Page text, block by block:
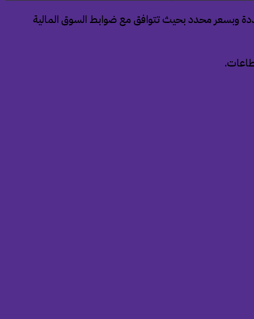
وبسعر محدد بحيث تتوافق مع ضوابط السوق المالية